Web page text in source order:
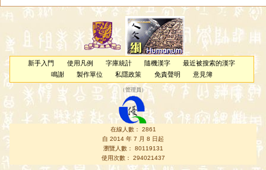
新手入門 使用凡例 字庫統計 隨機漢字
最近被搜索的漢字
鳴謝
製作單位 私隱政策 免責聲明 意見簿
（管理員 ）
在線人數： 2861
自 2014 年 7 月 8 日起
瀏覽人數： 80119131
使用次數： 294021437